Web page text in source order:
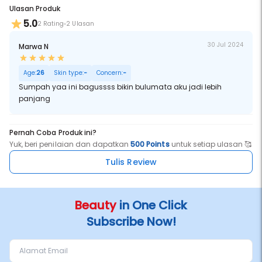
Ulasan Produk
5.02 Rating 2 Ulasan
Marwa N 30 Jul 2024
Age:26 Skin type:- Concern:-
Sumpah yaa ini bagussss bikin bulumata aku jadi lebih
panjang
Pernah Coba Produk ini?
Yuk, beri penilaian dan dapatkan500 Pointsuntuk setiap ulasan 🥰
Tulis Review
Beautyin One Click
Subscribe Now!